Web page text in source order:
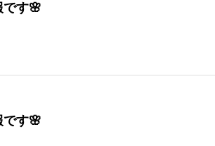
す🌸
す🌸